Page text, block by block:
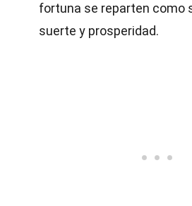
fortuna se reparten como
suerte y prosperidad.